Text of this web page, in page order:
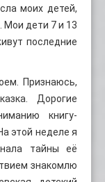
моих детей,
Мои дети 7 и 13
последние
Признаюсь,
Дорогие
книгу-
этой неделе я
тайны её
знакомлю